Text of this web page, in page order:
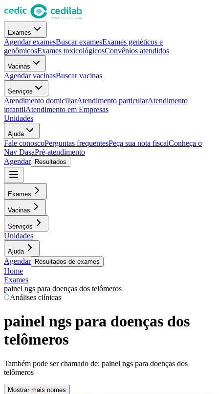
Exames
Agendar examesBuscar examesExames genéticos e
genômicosExames toxicológicosConvênios atendidos
Vacinas
Agendar vacinasBuscar vacinas
Serviços
Atendimento domiciliarAtendimento particularAtendimento
infantilAtendimento em Empresas
Unidades
Ajuda
Fale conoscoPerguntas frequentesPeça sua nota fiscalConheça o
Nav DasaPré-atendimento
Agendar
Resultados
Exames
Vacinas
Serviços
Unidades
Ajuda
Agendar Resultados de exames
Home
Exames
painel ngs para doenças dos telômeros
Análises clínicas
painel ngs para doenças dos
telômeros
Também pode ser chamado de: painel ngs para doenças dos
telômeros
Mostrar mais nomes